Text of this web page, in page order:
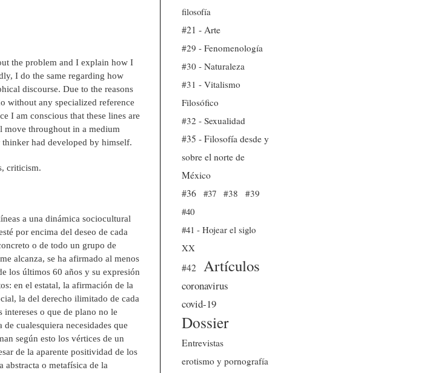
the problem and I explain how I
I do the same regarding how
discourse. Due to the reasons
without any specialized reference
I am conscious that these lines are
move throughout in a medium
had developed by himself.
criticism.
a una dinámica sociocultural
por encima del deseo de cada
o de todo un grupo de
alcanza, se ha afirmado al menos
los últimos 60 años y su expresión
en el estatal, la afirmación de la
la del derecho ilimitado de cada
intereses o que de plano no le
cualesquiera necesidades que
según esto los vértices de un
de la aparente positividad de los
abstracta o metafísica de la
filosofía
#21 - Arte
#29 - Fenomenología
#30 - Naturaleza
#31 - Vitalismo
Filosófico
#32 - Sexualidad
#35 - Filosofía desde y
sobre el norte de
México
#36
#37 #38
#39
#40
#41 - Hojear el siglo
XX
#42
Artículos
coronavirus
covid-19
Dossier
Entrevistas
erotismo y pornografía